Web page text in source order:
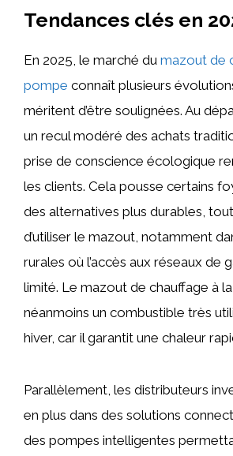
Tendances clés en
En 2025, le marché du mazout de
pompe connaît plusieurs
méritent d’être soulignées. Au
un recul modéré des achats
prise de conscience écologique
les clients. Cela pousse certains
des alternatives plus durables,
d’utiliser le mazout, notamment
rurales où l’accès aux réseaux de
limité. Le mazout de chauffage à
néanmoins un combustible très
hiver, car il garantit une chaleur
Parallèlement, les distributeurs
en plus dans des solutions
des pompes intelligentes